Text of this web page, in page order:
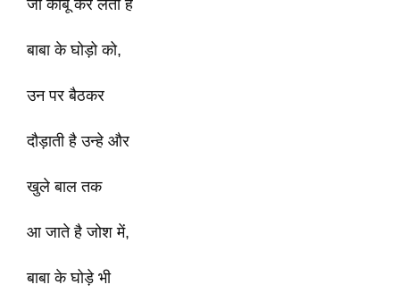
जो काबू कर लेती है
बाबा के घोड़ो को,
उन पर बैठकर
दौड़ाती है उन्हे और
खुले बाल तक
आ जाते है जोश में,
बाबा के घोड़े भी